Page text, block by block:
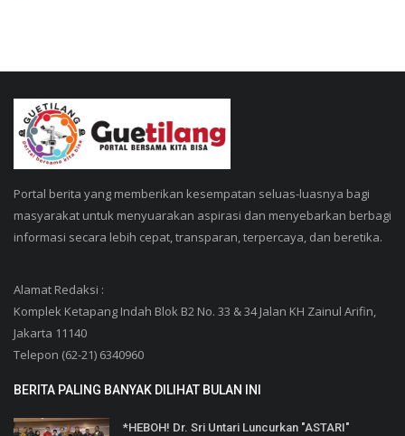
Portal berita yang memberikan kesempatan seluas-luasnya bagi
masyarakat untuk menyuarakan aspirasi dan menyebarkan berbagi
informasi secara lebih cepat, transparan, terpercaya, dan beretika.
Alamat Redaksi :
Komplek Ketapang Indah Blok B2 No. 33 & 34 Jalan KH Zainul Arifin,
Jakarta 11140
Telepon (62-21) 6340960
BERITA PALING BANYAK DILIHAT BULAN INI
*HEBOH! Dr. Sri Untari Luncurkan "ASTARI"